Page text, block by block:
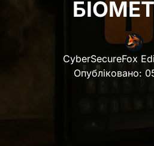
CyberSecureFox
Опубліковано: